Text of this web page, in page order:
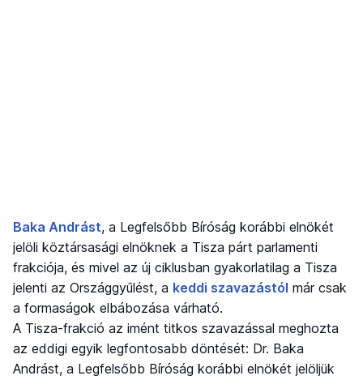
Baka Andrást, a Legfelsőbb Bíróság korábbi elnökét
jelöli köztársasági elnöknek a Tisza párt parlamenti
frakciója, és mivel az új ciklusban gyakorlatilag a Tisza
jelenti az Országgyűlést, a keddi szavazástól már csak
a formaságok elbábozása várható.
A Tisza-frakció az imént titkos szavazással meghozta
az eddigi egyik legfontosabb döntését: Dr. Baka
Andrást, a Legfelsőbb Bíróság korábbi elnökét jelöljük